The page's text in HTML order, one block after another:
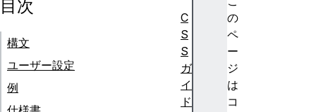
の
ペ
ー
ジ
は
コ
目次
構文
ユーザー設定
例
C
S
S
ガ
イ
ド